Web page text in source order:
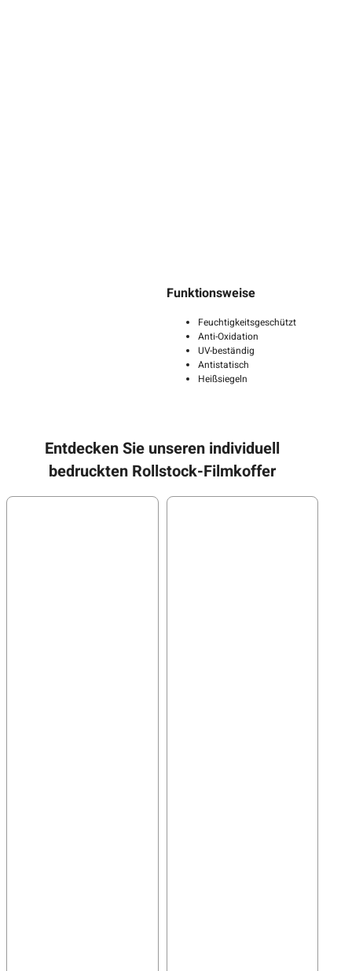
Funktionsweise
Feuchtigkeitsgeschützt
Anti-Oxidation
UV-beständig
Antistatisch
Heißsiegeln
Entdecken Sie unseren individuell
bedruckten Rollstock-Filmkoffer